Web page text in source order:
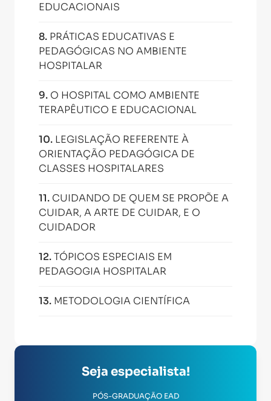
EDUCACIONAIS
8. PRÁTICAS EDUCATIVAS E
PEDAGÓGICAS NO AMBIENTE
HOSPITALAR
9. O HOSPITAL COMO AMBIENTE
TERAPÊUTICO E EDUCACIONAL
10. LEGISLAÇÃO REFERENTE À
ORIENTAÇÃO PEDAGÓGICA DE
CLASSES HOSPITALARES
11. CUIDANDO DE QUEM SE PROPÕE A
CUIDAR, A ARTE DE CUIDAR, E O
CUIDADOR
12.TÓPICOS ESPECIAIS EM
PEDAGOGIA HOSPITALAR
13. METODOLOGIA CIENTÍFICA
Seja especialista!
PÓS-GRADUAÇÃO EAD